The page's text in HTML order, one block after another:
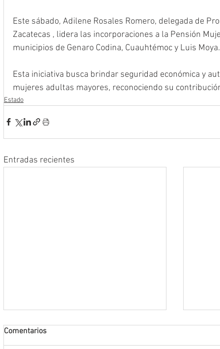
Este sábado, Adilene Rosales Romero, delegada de
Zacatecas , lidera las incorporaciones a la Pensión
municipios de Genaro Codina, Cuauhtémoc y Luis Moya.
Esta iniciativa busca brindar seguridad económica y
mujeres adultas mayores, reconociendo su
Estado
Entradas recientes
Comentarios